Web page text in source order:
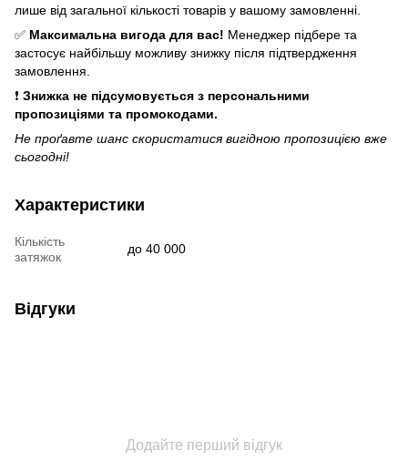
лише від загальної кількості товарів у вашому замовленні.
✅ Максимальна вигода для вас! Менеджер підбере та
застосує найбільшу можливу знижку після підтвердження
замовлення.
❗ Знижка не підсумовується з персональними
пропозиціями та промокодами.
Не проґавте шанс скористатися вигідною пропозицією вже
сьогодні!
Характеристики
Кількість
затяжок
до 40 000
Відгуки
Додайте перший відгук